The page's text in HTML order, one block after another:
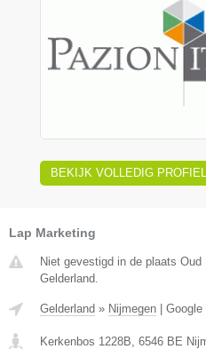
BEKIJK VOLLEDIG PROFIEL
Lap Marketing
Niet gevestigd in de plaats
Gelderland.
Gelderland » Nijmegen | Google
Kerkenbos 1228B 6546 BE